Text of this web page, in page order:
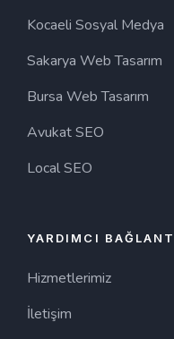
Kocaeli Sosyal Medya
Sakarya Web Tasarım
Bursa Web Tasarım
Avukat SEO
Local SEO
YARDIMCI
Hizmetlerimiz
İletişim